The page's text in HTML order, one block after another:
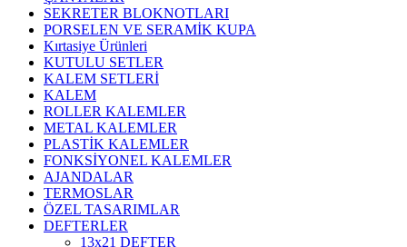
SEKRETER BLOKNOTLARI
PORSELEN VE SERAMİK KUPA
Kırtasiye Ürünleri
KUTULU SETLER
KALEM SETLERİ
KALEM
ROLLER KALEMLER
METAL KALEMLER
PLASTİK KALEMLER
FONKSİYONEL KALEMLER
AJANDALAR
TERMOSLAR
ÖZEL TASARIMLAR
DEFTERLER
13x21 DEFTER